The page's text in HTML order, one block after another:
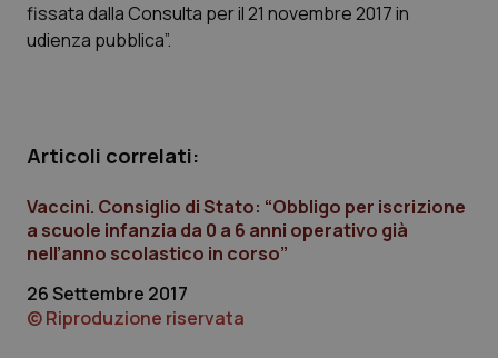
Campania
Friuli Venezia Giulia
Lazio
Liguria
Lombardia
Car-T
Dermatite Atopica
Diabete & glucometri
Disturbi dell’umore
Dolore
fissata dalla Consulta per il 21 novembre 2017 in
udienza pubblica”.
Articoli correlati:
Vaccini. Consiglio di Stato: “Obbligo per iscrizione
a scuole infanzia da 0 a 6 anni operativo già
nell’anno scolastico in corso”
26 Settembre 2017
© Riproduzione riservata